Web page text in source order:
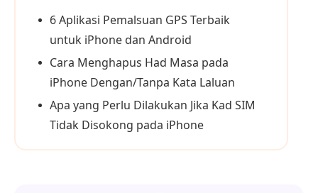
6 Aplikasi Pemalsuan GPS Terbaik
untuk iPhone dan Android
Cara Menghapus Had Masa pada
iPhone Dengan/Tanpa Kata Laluan
Apa yang Perlu Dilakukan Jika Kad SIM
Tidak Disokong pada iPhone